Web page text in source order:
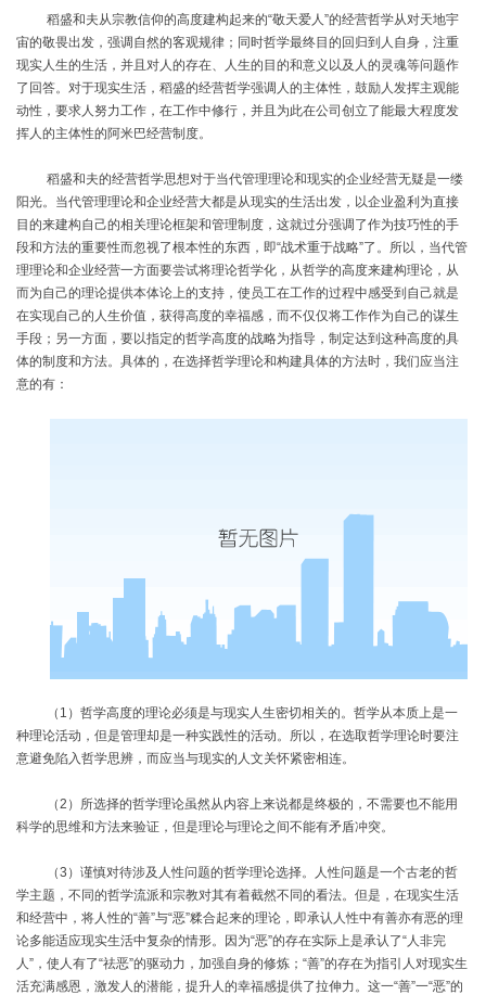
稻盛和夫从宗教信仰的高度建构起来的“敬天爱人”的经营哲学从对天地宇
宙的敬畏出发，强调自然的客观规律；同时哲学最终目的回归到人自身，注重
现实人生的生活，并且对人的存在、人生的目的和意义以及人的灵魂等问题作
了回答。对于现实生活，稻盛的经营哲学强调人的主体性，鼓励人发挥主观能
动性，要求人努力工作，在工作中修行，并且为此在公司创立了能最大程度发
挥人的主体性的阿米巴经营制度。
稻盛和夫的经营哲学思想对于当代管理理论和现实的企业经营无疑是一缕
阳光。当代管理理论和企业经营大都是从现实的生活出发，以企业盈利为直接
目的来建构自己的相关理论框架和管理制度，这就过分强调了作为技巧性的手
段和方法的重要性而忽视了根本性的东西，即“战术重于战略”了。所以，当代管
理理论和企业经营一方面要尝试将理论哲学化，从哲学的高度来建构理论，从
而为自己的理论提供本体论上的支持，使员工在工作的过程中感受到自己就是
在实现自己的人生价值，获得高度的幸福感，而不仅仅将工作作为自己的谋生
手段；另一方面，要以指定的哲学高度的战略为指导，制定达到这种高度的具
体的制度和方法。具体的，在选择哲学理论和构建具体的方法时，我们应当注
意的有：
（ 1 ）哲学高度的理论必须是与现实人生密切相关的。哲学从本质上是一
种理论活动，但是管理却是一种实践性的活动。所以，在选取哲学理论时要注
意避免陷入哲学思辨，而应当与现实的人文关怀紧密相连。
（2 ）所选择的哲学理论虽然从内容上来说都是终极的，不需要也不能用
科学的思维和方法来验证，但是理论与理论之间不能有矛盾冲突。
（3 ）谨慎对待涉及人性问题的哲学理论选择。人性问题是一个古老的哲
学主题，不同的哲学流派和宗教对其有着截然不同的看法。但是，在现实生活
和经营中，将人性的“善”与“恶”糅合起来的理论，即承认人性中有善亦有恶的理
论多能适应现实生活中复杂的情形。因为“恶”的存在实际上是承认了“人非完
人”，使人有了“祛恶”的驱动力，加强自身的修炼；“善”的存在为指引人对现实生
活充满感恩，激发人的潜能，提升人的幸福感提供了拉伸力。这一“善”一“恶”的